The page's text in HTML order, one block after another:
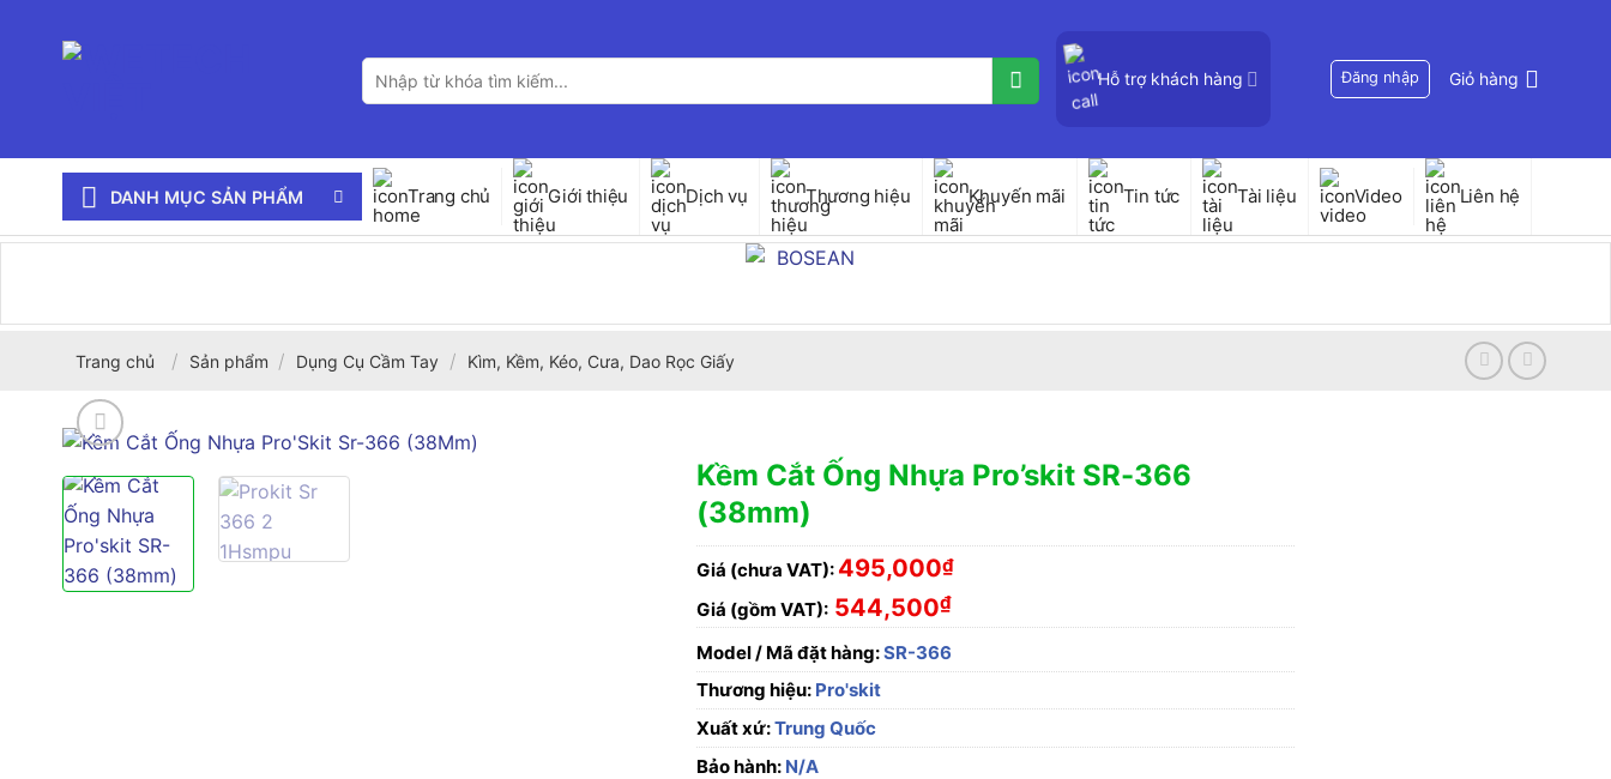
Tìm
kiếm:
Hỗ trợ khách hàng Đăng nhập Giỏ hàng
DANH MỤC SẢN PHẨM Trang chủ Giới thiệu Dịch vụ Thương hiệu Khuyến mãi Tin tức Tài liệu Video Liên hệ
Trang chủ / Sản phẩm / Dụng Cụ Cầm Tay / Kìm, Kềm, Kéo, Cưa, Dao Rọc Giấy
Kềm Cắt Ống Nhựa Pro’skit SR-366
(38mm)
Giá (chưa VAT): 495,000₫
Giá (gồm VAT): 544,500₫
Model / Mã đặt hàng:SR-366
Thương hiệu: Pro'skit
Xuất xứ:Trung Quốc
Bảo hành: N/A